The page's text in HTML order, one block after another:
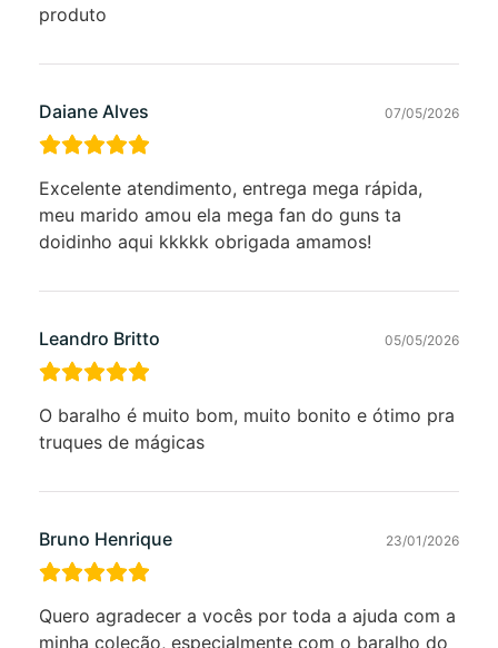
produto
Daiane Alves 07/05/2026
Excelente atendimento, entrega mega rápida,
meu marido amou ela mega fan do guns ta
doidinho aqui kkkkk obrigada amamos!
Leandro Britto 05/05/2026
O baralho é muito bom, muito bonito e ótimo pra
truques de mágicas
Bruno Henrique 23/01/2026
Quero agradecer a vocês por toda a ajuda com a
minha coleção, especialmente com o baralho do